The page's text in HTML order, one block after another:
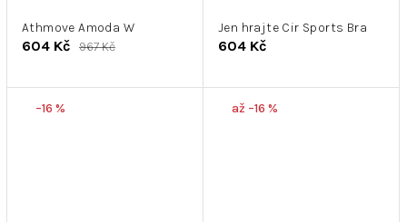
Athmove Amoda W
604 Kč 967 Kč
Jen hrajte Cir Sports Bra
604 Kč
–16 % až –16 %